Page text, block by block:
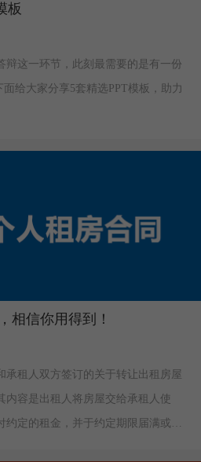
板
辩这一环节，此刻最需要的是有一份
给大家分享5套精选PPT模板，助力
相信你用得到！
承租人双方签订的关于转让出租房屋
内容是出租人将房屋交给承租人使
定的租金，并于约定期限届满或终